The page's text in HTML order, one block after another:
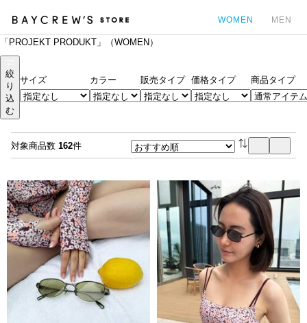
WOMEN MEN
「PROJEKT PRODUKT」（WOMEN）
絞
り
込
む
サイズ カラー 販売タイプ 価格タイプ 商品タイプ
対象商品数 162件